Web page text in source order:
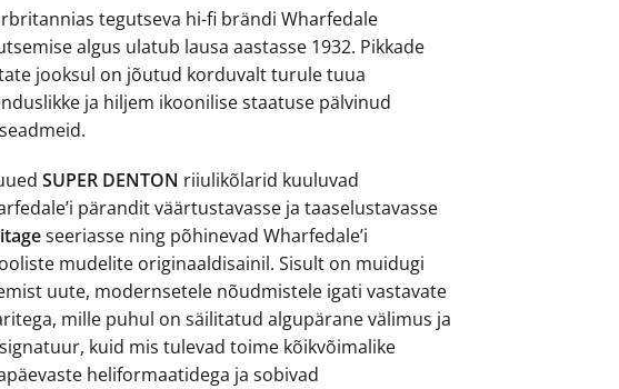
tegutseva hi-fi brändi Wharfedale
algus ulatub lausa aastasse 1932. Pikkade
jooksul on jõutud korduvalt turule tuua
ja hiljem ikoonilise staatuse pälvinud
SUPER DENTON riiulikõlarid kuuluvad
pärandit väärtustavasse ja taaselustavasse
seeriasse ning põhinevad Wharfedale’i
mudelite originaaldisainil. Sisult on muidugi
uute, modernsetele nõudmistele igati vastavate
mille puhul on säilitatud algupärane välimus ja
kuid mis tulevad toime kõikvõimalike
heliformaatidega ja sobivad